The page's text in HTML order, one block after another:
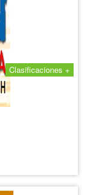
Clasificaciones +